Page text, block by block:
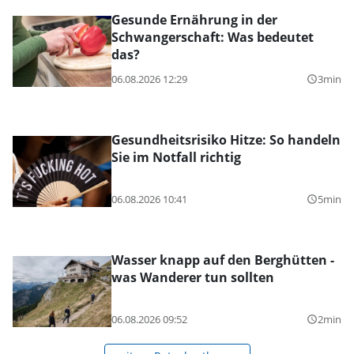
Gesunde Ernährung in der
Schwangerschaft: Was bedeutet
das?
06.08.2026 12:29 query_builder3min
Gesundheitsrisiko Hitze: So handeln
Sie im Notfall richtig
06.08.2026 10:41 query_builder5min
Wasser knapp auf den Berghütten -
was Wanderer tun sollten
06.08.2026 09:52 query_builder2min